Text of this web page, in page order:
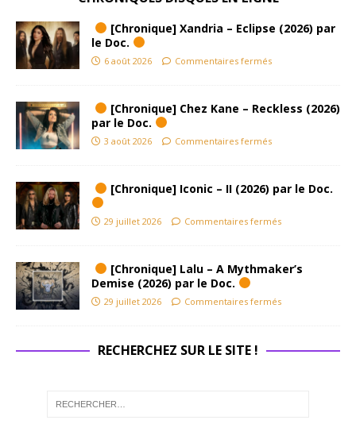
[Chronique] Xandria – Eclipse (2026) par
le Doc.
6 août 2026 Commentaires fermés
[Chronique] Chez Kane – Reckless (2026)
par le Doc.
3 août 2026 Commentaires fermés
[Chronique] Iconic – II (2026) par le Doc.
29 juillet 2026 Commentaires fermés
[Chronique] Lalu – A Mythmaker’s
Demise (2026) par le Doc.
29 juillet 2026 Commentaires fermés
RECHERCHEZ SUR LE SITE !